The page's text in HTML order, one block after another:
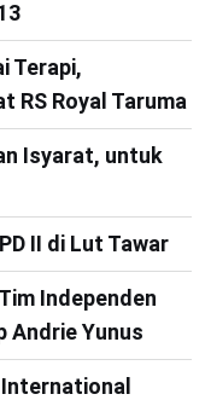
Terapi,
RS Royal Taruma
Isyarat, untuk
II di Lut Tawar
Independen
Andrie Yunus
International